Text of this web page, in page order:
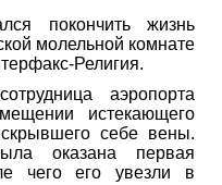
покончить жизнь
молельной комнате
Религия.
аэропорта
истекающего
себе вены.
оказана первая
чего его увезли в